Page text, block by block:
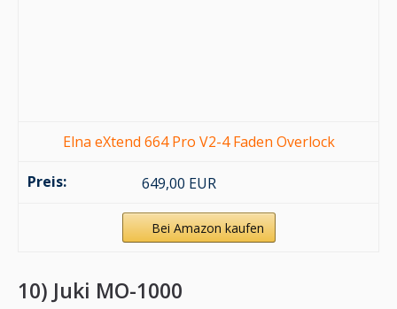
Elna eXtend 664 Pro V2-4 Faden Overlock
649,00 EUR
Bei Amazon kaufen
10) Juki MO-1000